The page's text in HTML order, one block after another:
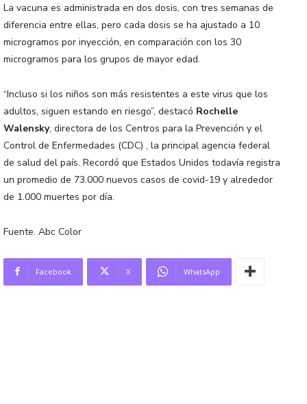
La vacuna es administrada en dos dosis, con tres semanas de
diferencia entre ellas, pero cada dosis se ha ajustado a 10
microgramos por inyección, en comparación con los 30
microgramos para los grupos de mayor edad.
“Incluso si los niños son más resistentes a este virus que los
adultos, siguen estando en riesgo”, destacó Rochelle
Walensky, directora de los Centros para la Prevención y el
Control de Enfermedades (CDC) , la principal agencia federal
de salud del país. Recordó que Estados Unidos todavía registra
un promedio de 73.000 nuevos casos de covid-19 y alrededor
de 1.000 muertes por día.
Fuente. Abc Color
Facebook X WhatsApp